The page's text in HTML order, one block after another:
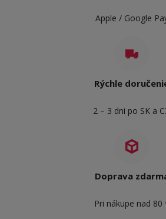
Apple / Google
Rýchle
2 – 3 dni po SK a
Doprava
Pri nákupe nad 80